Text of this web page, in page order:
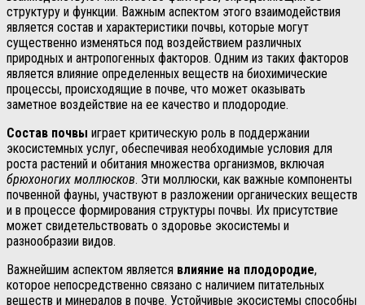
структуру и функции. Важным аспектом этого взаимодействия
является состав и характеристики почвы, которые могут
существенно изменяться под воздействием различных
природных и антропогенных факторов. Одним из таких факторов
является влияние определенных веществ на биохимические
процессы, происходящие в почве, что может оказывать
заметное воздействие на ее качество и плодородие.
Состав почвы играет критическую роль в поддержании
экосистемных услуг, обеспечивая необходимые условия для
роста растений и обитания множества организмов, включая
брюхоногих моллюсков. Эти моллюски, как важные компоненты
почвенной фауны, участвуют в разложении органических веществ
и в процессе формирования структуры почвы. Их присутствие
может свидетельствовать о здоровье экосистемы и
разнообразии видов.
Важнейшим аспектом является влияние на плодородие,
которое непосредственно связано с наличием питательных
веществ и минералов в почве. Устойчивые экосистемы способны